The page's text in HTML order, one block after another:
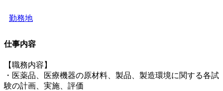
勤務地
仕事内容
【職務内容】
・医薬品、医療機器の原材料、製品、製造環境に関する各試
験の計画、実施、評価